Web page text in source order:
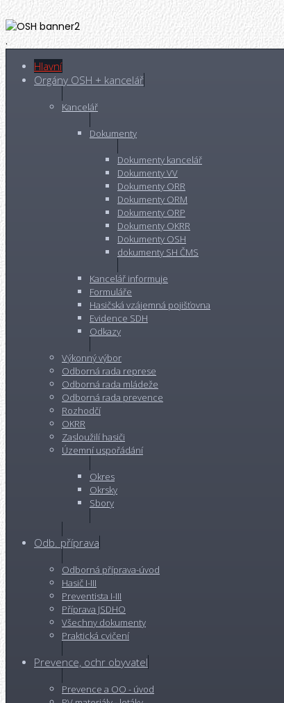
.
Hlavní
Orgány OSH + kancelář
Kancelář
Dokumenty
Dokumenty kancelář
Dokumenty VV
Dokumenty ORR
Dokumenty ORM
Dokumenty ORP
Dokumenty OKRR
Dokumenty OSH
dokumenty SH ČMS
Kancelář informuje
Formuláře
Hasičská vzájemná pojišťovna
Evidence SDH
Odkazy
Výkonný výbor
Odborná rada represe
Odborná rada mládeže
Odborná rada prevence
Rozhodčí
OKRR
Zasloužilí hasiči
Územní uspořádání
Okres
Okrsky
Sbory
Odb. příprava
Odborná příprava-úvod
Hasič I-III
Preventista I-III
Příprava JSDHO
Všechny dokumenty
Praktická cvičení
Prevence, ochr obyvatel
Prevence a OO - úvod